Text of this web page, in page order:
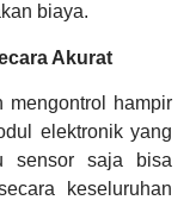
biaya.
Akurat
mengontrol hampir
elektronik yang
sensor saja bisa
keseluruhan